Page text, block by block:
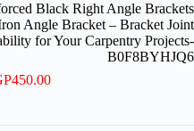
Black Right Angle Brackets
Angle Bracket – Bracket Joint
for Your Carpentry Projects-
B0F8BYHJQ6
450.00